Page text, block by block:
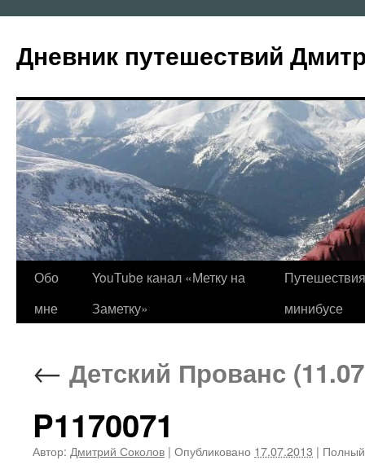
содержимому
Дневник путешествий
Обо
мне
YouTube канал «Метку на
Заметку»
минибусе
← Детский Прованс
P1170071
Автор: Дмитрий Соколов | Опубликовано 17.07.2013 |